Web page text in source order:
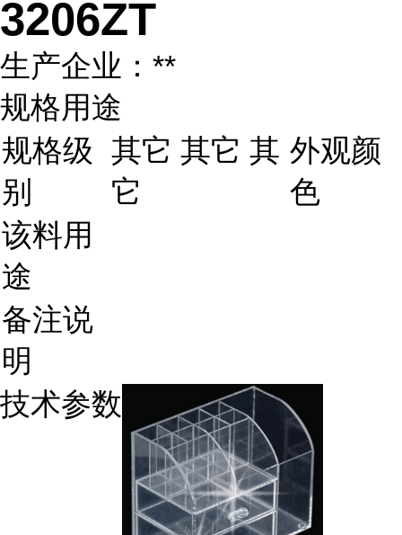
3206ZT
生产企业：**
规格用途
规格级
别
其它 其它 其
它
外观颜
色
该料用
途
备注说
明
技术参数